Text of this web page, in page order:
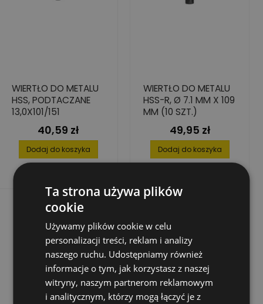
WIERTŁO DO METALU
HSS, PODTACZANE
13,0X101/151
Cena
40,59 zł
Dodaj do koszyka
WIERTŁO DO METALU
HSS-R, Ø 7.1 MM X 109
MM (10 SZT.)
Cena
49,95 zł
Dodaj do koszyka
Ta strona używa plików
cookie
Używamy plików cookie w celu
personalizacji treści, reklam i analizy
naszego ruchu. Udostępniamy również
informacje o tym, jak korzystasz z naszej
witryny, naszym partnerom reklamowym
i analitycznym, którzy mogą łączyć je z